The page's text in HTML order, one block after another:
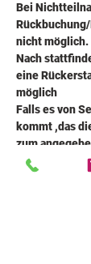
Bei
nicht möglich.
Nach
eine
möglich
Falls es von
kommt ,das
zum
stattfinden